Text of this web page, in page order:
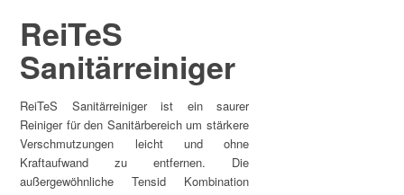
ReiTeS
Sanitärreiniger
ReiTeS Sanitärreiniger ist ein saurer
Reiniger für den Sanitärbereich um stärkere
Verschmutzungen leicht und ohne
Kraftaufwand zu entfernen. Die
außergewöhnliche Tensid Kombination